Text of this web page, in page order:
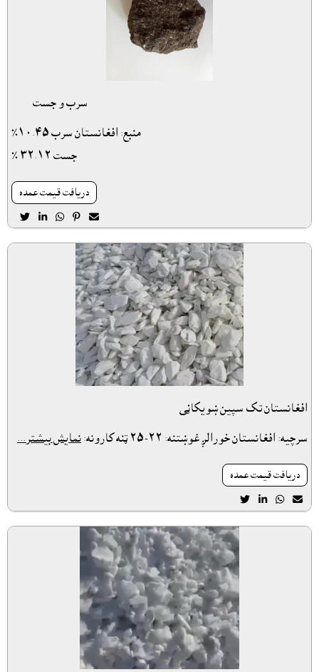
سرب و جست
منبع: افغانستان سرب ١٠.٤٥٪
جست ٣٢.١٢ ٪
دريافت قيمت عمده
    
افغانستان تک سپين ښويکاڼى
سرچيه: افغانستان خورالږ غوښتنه: ٢٢-٢٥ ټنه کارونه: نمایش بیشتر...
دريافت قيمت عمده
   